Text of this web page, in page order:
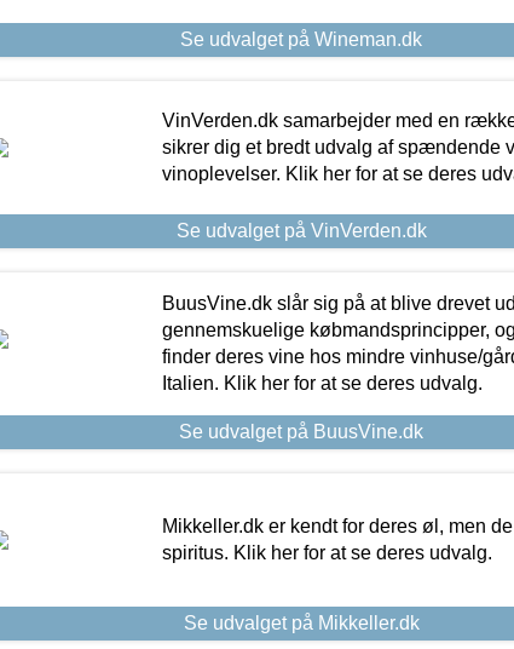
Se udvalget på Wineman.dk
VinVerden.dk samarbejder med en
sikrer dig et bredt udvalg af spændende
vinoplevelser. Klik her for at se deres
Se udvalget på VinVerden.dk
BuusVine.dk slår sig på at blive drevet
gennemskuelige købmandsprincipper,
finder deres vine hos mindre vinhuse/
Italien. Klik her for at se deres udvalg.
Se udvalget på BuusVine.dk
Mikkeller.dk er kendt for deres øl, men
spiritus. Klik her for at se deres udvalg.
Se udvalget på Mikkeller.dk